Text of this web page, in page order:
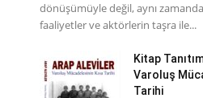
dönüşümüyle değil, aynı
faaliyetler ve aktörlerin taşra ile...
Kitap
Varoluş
Tarihi